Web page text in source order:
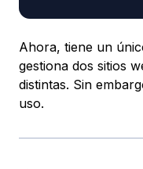
Ahora, tiene un
gestiona dos sitios
distintas. Sin
uso.